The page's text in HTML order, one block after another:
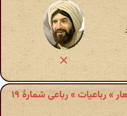
» رباعیات » رباعی شمارهٔ ۱۹